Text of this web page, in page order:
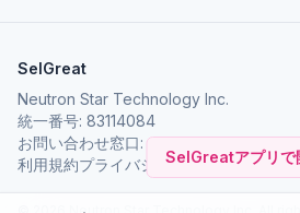
SelGreatアプリで
SelGreat
Neutron Star Technology Inc.
統一番号: 83114084
お問い合わせ窓口:
利用規約プライバシーポリシーSelGreat